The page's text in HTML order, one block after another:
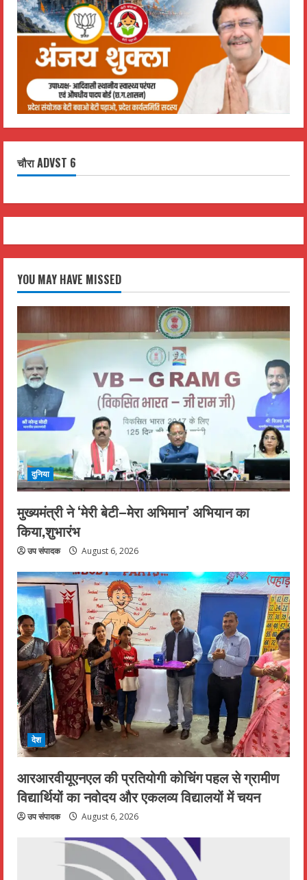
चौरा ADVST 6
YOU MAY HAVE MISSED
दुनिया
मुख्यमंत्री ने ‘मेरी बेटी–मेरा अभिमान’ अभियान का
किया,शुभारंभ
उप संपादक August 6, 2026
देश
आरआरवीयूएनएल की प्रतियोगी कोचिंग पहल से ग्रामीण
विद्यार्थियों का नवोदय और एकलव्य विद्यालयों में चयन
उप संपादक August 6, 2026